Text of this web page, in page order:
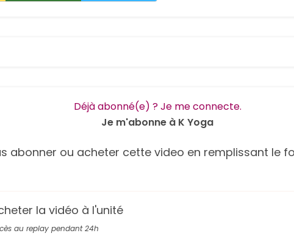
Déjà abonné(e) ? Je me connecte.
Je m'abonne à K Yoga
abonner ou acheter cette video en remplissant le
la vidéo à l'unité
au replay pendant 24h